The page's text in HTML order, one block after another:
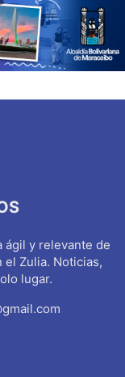
ágil y relevante de
el Zulia. Noticias,
lugar.